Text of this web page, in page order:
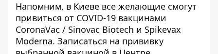
Напомним, в Киеве все желающие смогут
привиться от COVID-19 вакцинами
CoronaVac / Sinovac Biotech и Spikevax
Moderna. Записаться на прививку